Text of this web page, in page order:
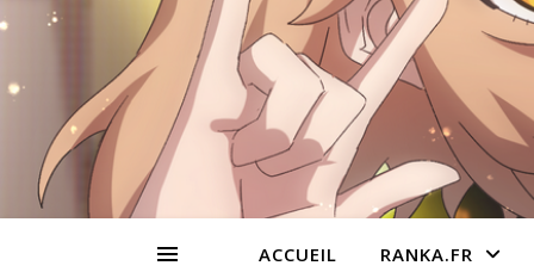
ACCUEIL RANKA.FR